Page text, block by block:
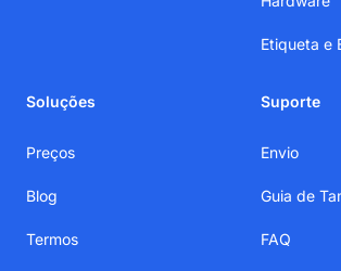
Etiqueta e
Soluções
Preços
Blog
Termos
Suporte
Envio
Guia de
FAQ